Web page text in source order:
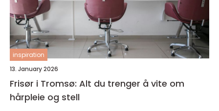
inspiration
13. January 2026
Frisør i Tromsø: Alt du trenger å vite om
hårpleie og stell